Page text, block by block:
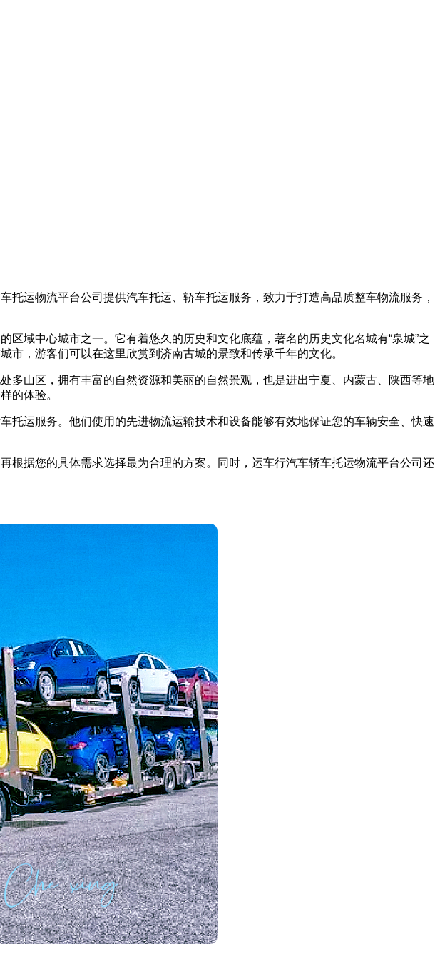
运物流平台公司提供汽车托运、轿车托运服务，致力于打造高品质整车物流服务，
域中心城市之一。它有着悠久的历史和文化底蕴，著名的历史文化名城有“泉城”之
，游客们可以在这里欣赏到济南古城的景致和传承千年的文化。
多山区，拥有丰富的自然资源和美丽的自然景观，也是进出宁夏、内蒙古、陕西等地
的体验。
运服务。他们使用的先进物流运输技术和设备能够有效地保证您的车辆安全、快速
根据您的具体需求选择最为合理的方案。同时，运车行汽车轿车托运物流平台公司还